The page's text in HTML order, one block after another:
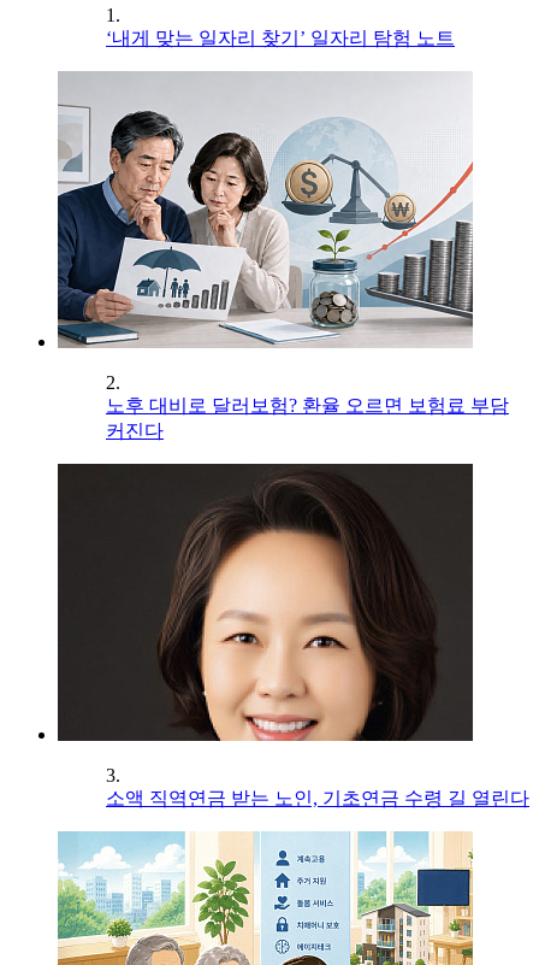
1.
‘내게 맞는 일자리 찾기’ 일자리 탐험 노트
2.
노후 대비로 달러보험? 환율 오르면 보험료 부담
커진다
3.
소액 직역연금 받는 노인, 기초연금 수령 길 열린다